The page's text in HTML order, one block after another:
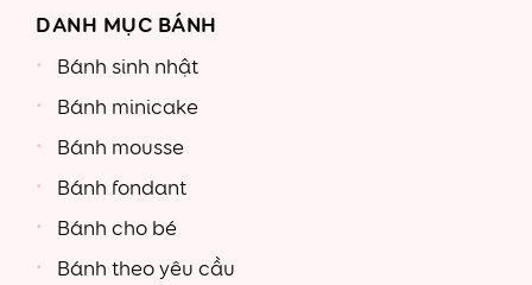
DANH MỤC BÁNH
Bánh sinh nhật
Bánh minicake
Bánh mousse
Bánh fondant
Bánh cho bé
Bánh theo yêu cầu